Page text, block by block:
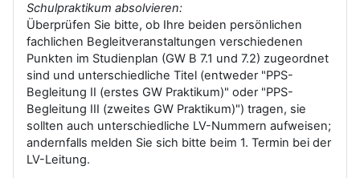
Schulpraktikum absolvieren:
Überprüfen Sie bitte, ob Ihre beiden persönlichen
fachlichen Begleitveranstaltungen verschiedenen
Punkten im Studienplan (GW B 7.1 und 7.2) zugeordnet
sind und unterschiedliche Titel (entweder "PPS-
Begleitung II (erstes GW Praktikum)" oder "PPS-
Begleitung III (zweites GW Praktikum)") tragen, sie
sollten auch unterschiedliche LV-Nummern aufweisen;
andernfalls melden Sie sich bitte beim 1. Termin bei der
LV-Leitung.